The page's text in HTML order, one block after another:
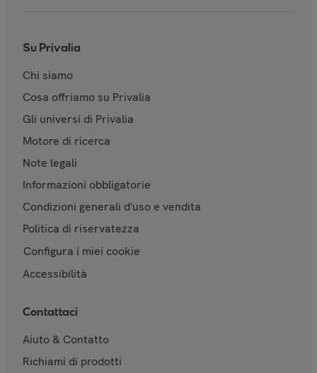
Su Privalia
Chi siamo
Cosa offriamo su Privalia
Gli universi di Privalia
Motore di ricerca
Note legali
Informazioni obbligatorie
Condizioni generali d'uso e vendita
Politica di riservatezza
Configura i miei cookie
Accessibilità
Contattaci
Aiuto & Contatto
Richiami di prodotti